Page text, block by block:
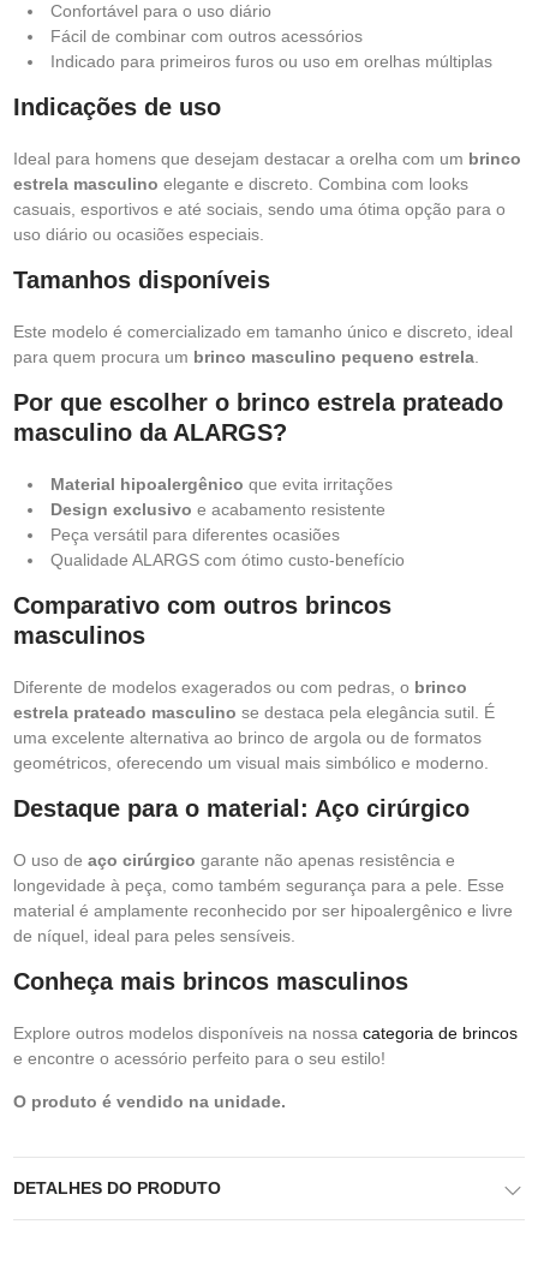
Confortável para o uso diário
Fácil de combinar com outros acessórios
Indicado para primeiros furos ou uso em orelhas múltiplas
Indicações de uso
Ideal para homens que desejam destacar a orelha com um brinco
estrela masculino elegante e discreto. Combina com looks
casuais, esportivos e até sociais, sendo uma ótima opção para o
uso diário ou ocasiões especiais.
Tamanhos disponíveis
Este modelo é comercializado em tamanho único e discreto, ideal
para quem procura um brinco masculino pequeno estrela
Por que escolher o brinco estrela prateado
masculino da ALARGS?
Material hipoalergênico que evita irritações
Design exclusivo e acabamento resistente
Peça versátil para diferentes ocasiões
Qualidade ALARGS com ótimo custo-benefício
Comparativo com outros brincos
masculinos
Diferente de modelos exagerados ou com pedras, o brinco
estrela prateado masculino se destaca pela elegância sutil. É
uma excelente alternativa ao brinco de argola ou de formatos
geométricos, oferecendo um visual mais simbólico e moderno.
Destaque para o material: Aço cirúrgico
O uso de aço cirúrgico garante não apenas resistência e
longevidade à peça, como também segurança para a pele. Esse
material é amplamente reconhecido por ser hipoalergênico e livre
de níquel, ideal para peles sensíveis.
Conheça mais brincos masculinos
Explore outros modelos disponíveis na nossa categoria de brincos
e encontre o acessório perfeito para o seu estilo!
O produto é vendido na unidade.
DETALHES DO PRODUTO